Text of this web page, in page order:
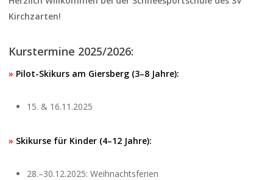
Kirchzarten!
Kurstermine 2025/2026:
» Pilot-Skikurs am Giersberg (3–8 Jahre):
15. & 16.11.2025
» Skikurse für Kinder (4–12 Jahre):
28.–30.12.2025: Weihnachtsferien